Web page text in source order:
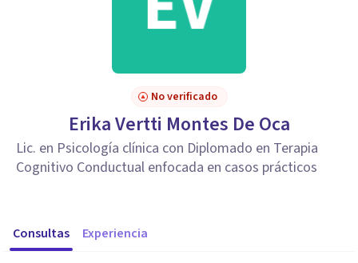
No verificado
Erika Vertti Montes De Oca
Lic. en Psicología clínica con Diplomado en Terapia
Cognitivo Conductual enfocada en casos prácticos
Consultas Experiencia